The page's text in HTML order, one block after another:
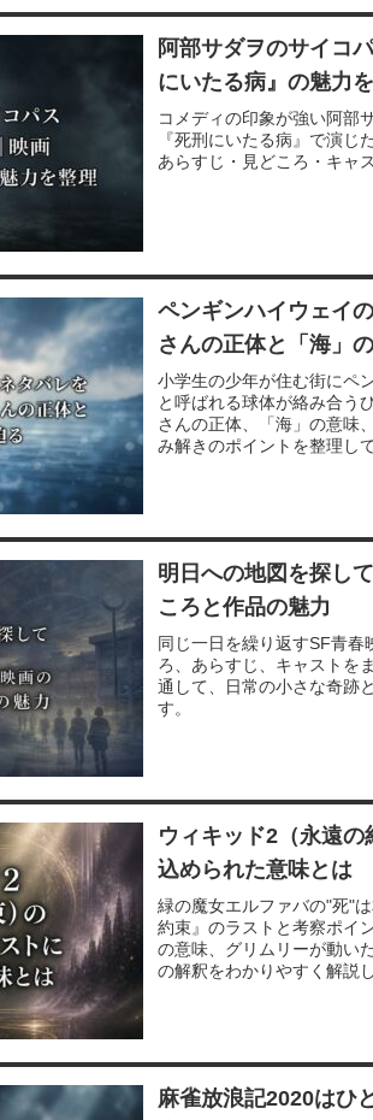
阿部サダヲのサイコ
にいたる病』の魅力
コメディの印象が強い阿部
『死刑にいたる病』で演じ
あらすじ・見どころ・キャ
ペンギンハイウェイ
さんの正体と「海」
小学生の少年が住む街にペ
と呼ばれる球体が絡み合う
さんの正体、「海」の意味
み解きのポイントを整理し
明日への地図を探し
ころと作品の魅力
同じ一日を繰り返すSF青春
ろ、あらすじ、キャストを
通して、日常の小さな奇跡
す。
ウィキッド2（永遠
込められた意味とは
緑の魔女エルファバの"死"
約束』のラストと考察ポイ
の意味、グリムリーが動い
の解釈をわかりやすく解説
麻雀放浪記2020はひ